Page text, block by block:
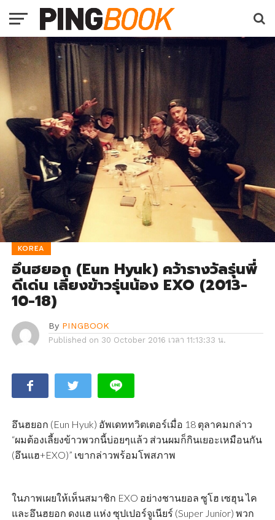
KOREA
อึนฮยอก (Eun Hyuk) คว้ารางวัลรุ่นพี่
ดีเด่น เลี้ยงข้าวรุ่นน้อง EXO (2013-
10-18)
By PINGBOOK
Published on 30 October 2016 เวลา 11:13:33 น.
อึนฮยอก (Eun Hyuk) อัพเดททวิตเตอร์เมื่อ 18 ตุลาคมกล่าว
“ผมต้องเลี้ยงข้าวพวกนี้บ่อยๆแล้ว ส่วนผมก็กินเยอะเหมือนกัน
(อึนแฮ+EXO)” เขากล่าวพร้อมโพสภาพ
ในภาพเผยให้เห็นสมาชิก EXO อย่างชานยอล ซูโฮ เซฮุน ไค
และอึนฮยอก ดงแฮ แห่ง ซุปเปอร์จูเนียร์ (Super Junior) พวก